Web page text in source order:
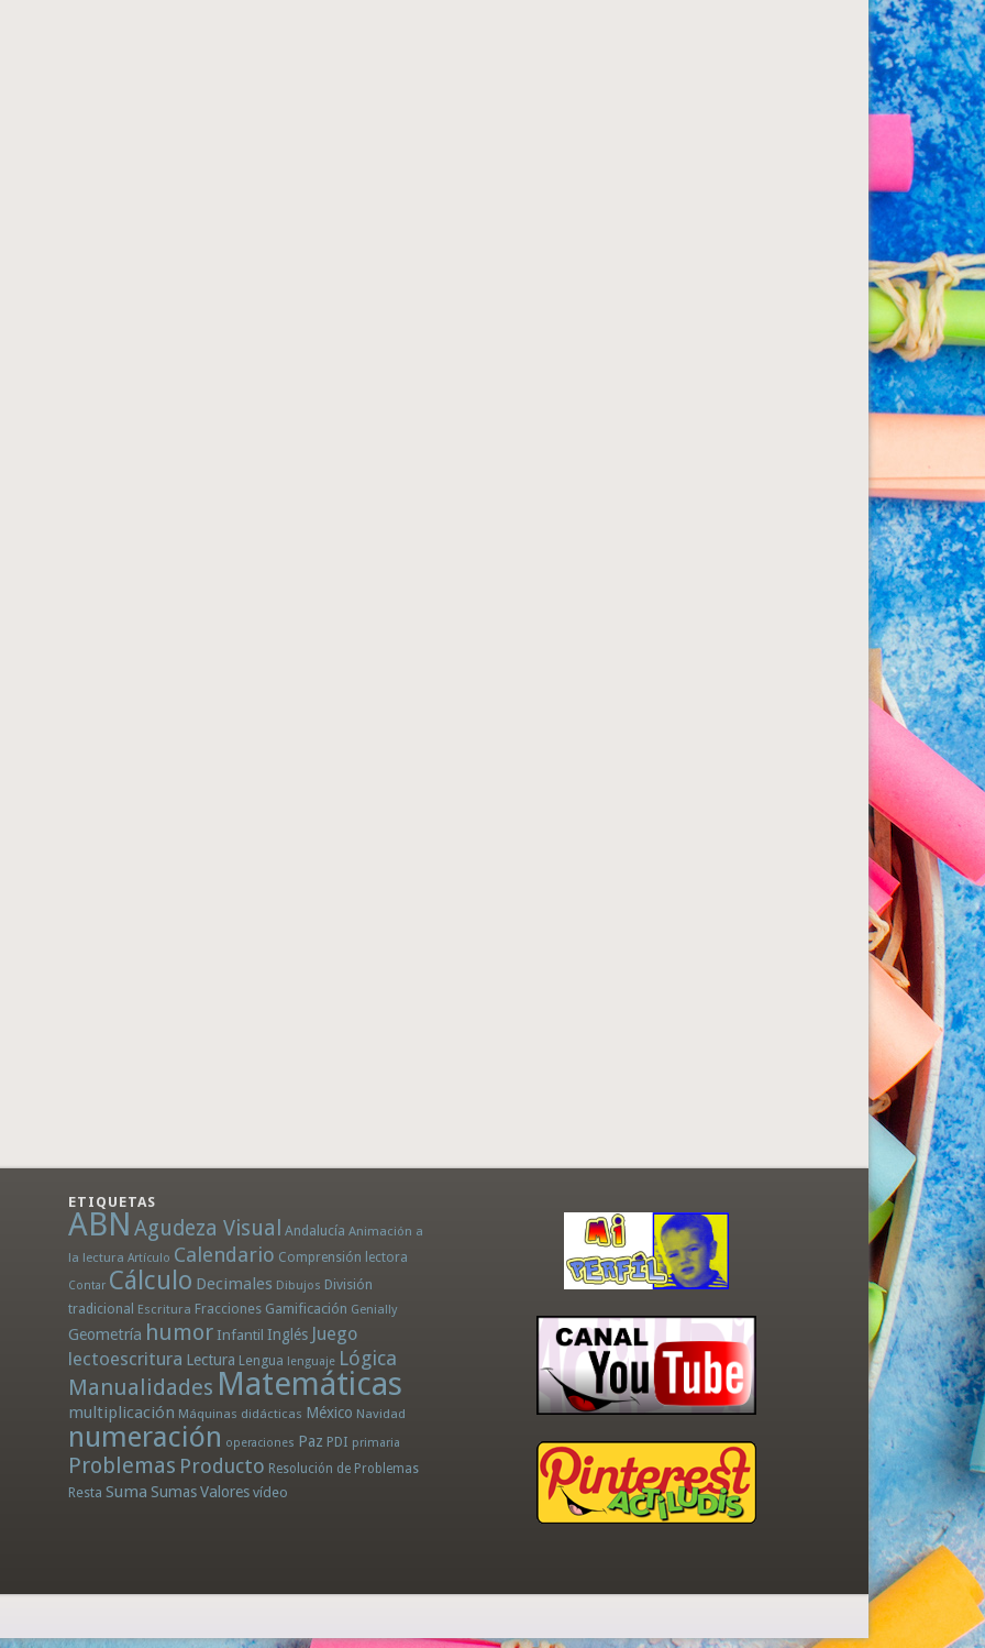
ETIQUETAS
ABN Agudeza Visual Andalucía Animación a
la lectura Artículo Calendario Comprensión lectora
Contar Cálculo Decimales Dibujos División
tradicional Escritura Fracciones Gamificación Genially
Geometría humor Infantil Inglés Juego
lectoescritura Lectura Lengua lenguaje Lógica
Manualidades Matemáticas
multiplicación Máquinas didácticas México Navidad
numeración operaciones Paz PDI primaria
Problemas Producto Resolución de Problemas
Resta Suma SumasValores vídeo